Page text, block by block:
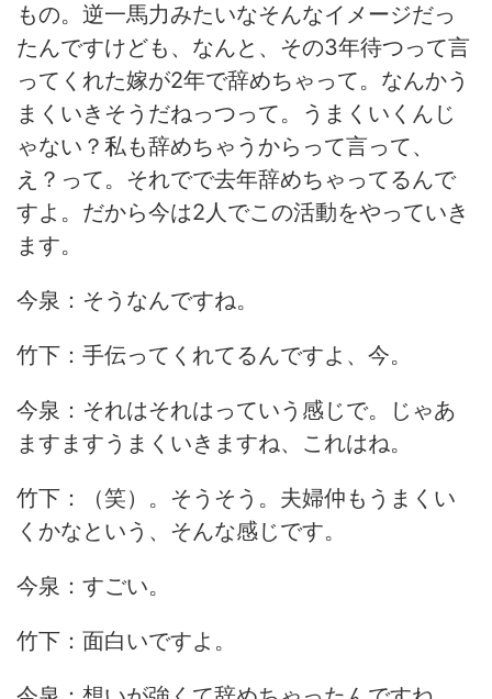
もの。逆一馬力みたいなそんなイメージだっ
たんですけども、なんと、その3年待つって言
ってくれた嫁が2年で辞めちゃって。なんかう
まくいきそうだねっつって。うまくいくんじ
ゃない？私も辞めちゃうからって言って、
え？って。それでで去年辞めちゃってるんで
すよ。だから今は2人でこの活動をやっていき
ます。
今泉：そうなんですね。
竹下：手伝ってくれてるんですよ、今。
今泉：それはそれはっていう感じで。じゃあ
ますますうまくいきますね、これはね。
竹下：（笑）。そうそう。夫婦仲もうまくい
くかなという、そんな感じです。
今泉：すごい。
竹下：面白いですよ。